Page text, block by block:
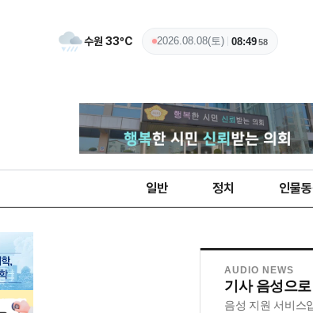
수원 33ºC 2026.08.08(토) 08:4959
일반 정치 인물
AUDIO NEWS
기사 음성으로
음성 지원 서비스